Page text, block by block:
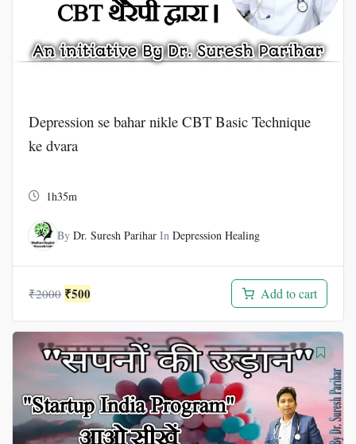
Depression se bahar nikle CBT Basic Technique
ke dvara
1h35m
By Dr. Suresh Parihar In Depression Healing
₹2000 Original
was:
₹2000.
₹500
is:
₹500.
Add to cart